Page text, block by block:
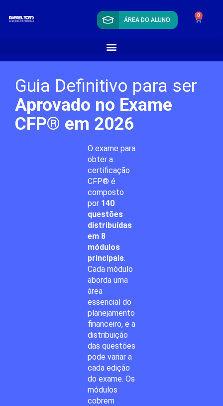
ÁREA DO ALUNO
0
Guia Definitivo para ser
Aprovado no Exame
CFP® em 2026
O exame para
obter a
certificação
CFP® é
composto
por 140
questões
distribuídas
em 8
módulos
principais.
Cada módulo
aborda uma
área
essencial do
planejamento
financeiro, e a
distribuição
das questões
pode variar a
cada edição
do exame. Os
módulos
cobrem